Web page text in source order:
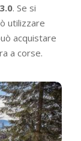
. Se si
utilizzare
acquistare
a corse.